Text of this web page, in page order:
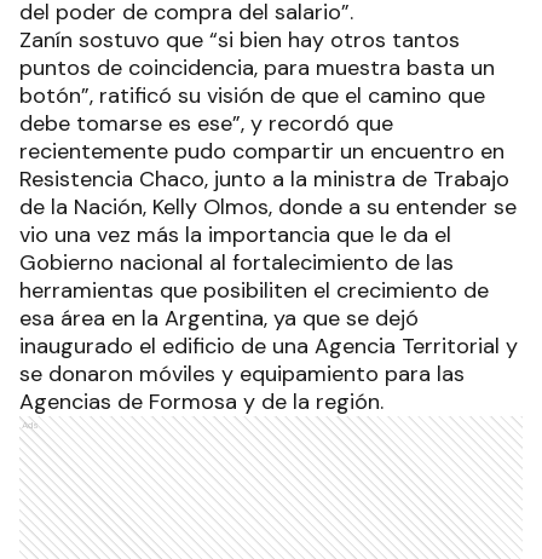
del poder de compra del salario”.
Zanín sostuvo que “si bien hay otros tantos
puntos de coincidencia, para muestra basta un
botón”, ratificó su visión de que el camino que
debe tomarse es ese”, y recordó que
recientemente pudo compartir un encuentro en
Resistencia Chaco, junto a la ministra de Trabajo
de la Nación, Kelly Olmos, donde a su entender se
vio una vez más la importancia que le da el
Gobierno nacional al fortalecimiento de las
herramientas que posibiliten el crecimiento de
esa área en la Argentina, ya que se dejó
inaugurado el edificio de una Agencia Territorial y
se donaron móviles y equipamiento para las
Agencias de Formosa y de la región.
Ads